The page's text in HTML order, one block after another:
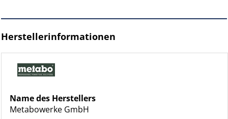
Herstellerinformationen
Name des Herstellers
Metabowerke GmbH